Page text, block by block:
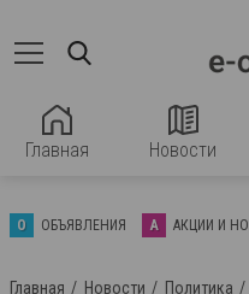
Главная Новости
О ОБЪЯВЛЕНИЯ А АКЦИИ И
Главная Новости Политика